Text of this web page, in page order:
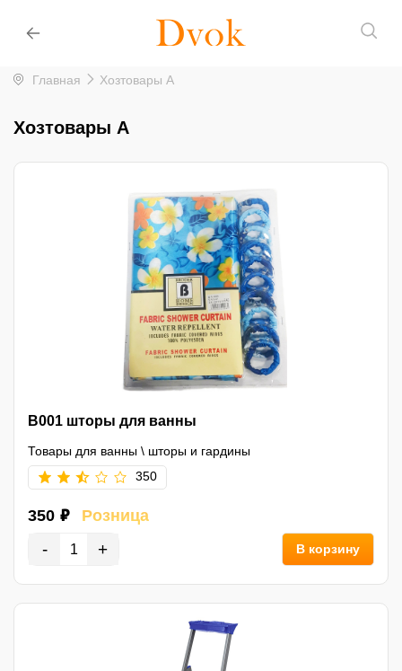
Главная Хозтовары A
Хозтовары A
B001 шторы для ванны
Товары для ванны \ шторы и гардины
350
350 ₽ Розница
- + В корзину